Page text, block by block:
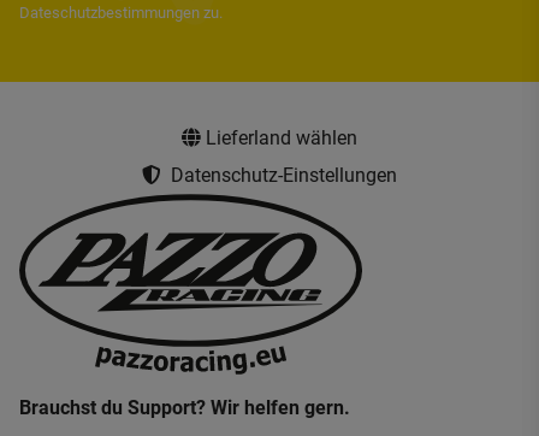
Dateschutzbestimmungen zu.
Lieferland wählen
Datenschutz-Einstellungen
Brauchst du Support? Wir helfen gern.